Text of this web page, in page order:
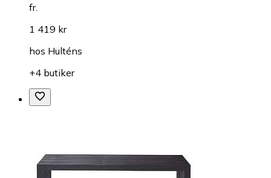
fr.
1 419 kr
hos Hulténs
+4 butiker